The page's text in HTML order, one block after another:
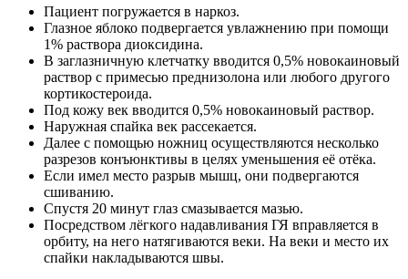
Пациент погружается в наркоз.
Глазное яблоко подвергается увлажнению при помощи
1% раствора диоксидина.
В заглазничную клетчатку вводится 0,5% новокаиновый
раствор с примесью преднизолона или любого другого
кортикостероида.
Под кожу век вводится 0,5% новокаиновый раствор.
Наружная спайка век рассекается.
Далее с помощью ножниц осуществляются несколько
разрезов конъюнктивы в целях уменьшения её отёка.
Если имел место разрыв мышц, они подвергаются
сшиванию.
Спустя 20 минут глаз смазывается мазью.
Посредством лёгкого надавливания ГЯ вправляется в
орбиту, на него натягиваются веки. На веки и место их
спайки накладываются швы.